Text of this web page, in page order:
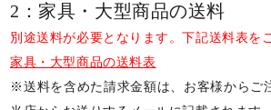
2：家具・大型商品の送料
別途送料が必要となります。下記送料表を
家具・大型商品の送料表
※送料を含めた請求金額は、お客様からご